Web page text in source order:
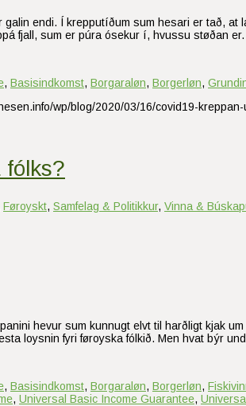
galin endi. Í krepputíðum sum hesari er tað,
fjall, sum er púra ósekur í, hvussu støðan
, Basisindkomst, Borgaraløn, Borgerløn,
wp/blog/2020/03/16/covid19-
fólks?
Føroyskt, Samfelag & Politikkur, Vinna &
hevur sum kunnugt elvt til harðligt kjak
loysnin fyri føroyska fólkið. Men hvat býr
, Basisindkomst, Borgaraløn, Borgerløn,
, Universal Basic Income Guarantee,